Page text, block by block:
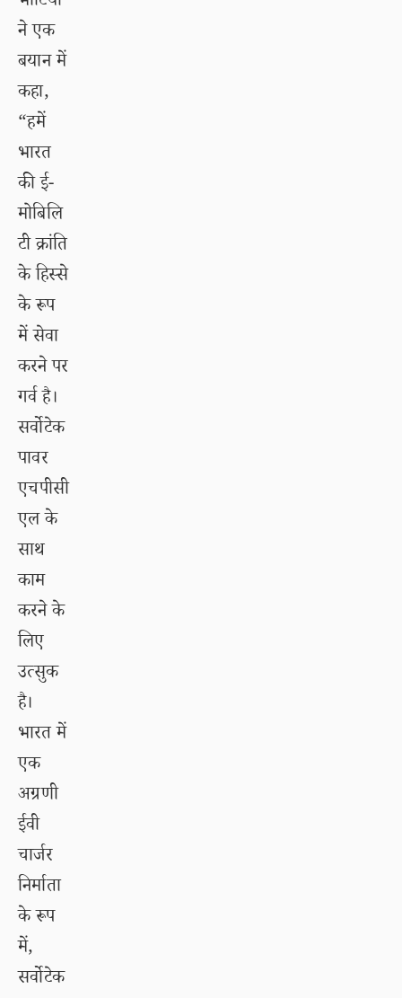
ने एक
बयान में
कहा,
“हमें
भारत
की ई-
मोबिलि
टी क्रांति
के हिस्से
के रूप
में सेवा
करने पर
गर्व है।
सर्वोटेक
पावर
एचपीसी
एल के
साथ
काम
करने के
लिए
उत्सुक
है।
भारत में
एक
अग्रणी
ईवी
चार्जर
निर्माता
के रूप
में,
सर्वोटेक